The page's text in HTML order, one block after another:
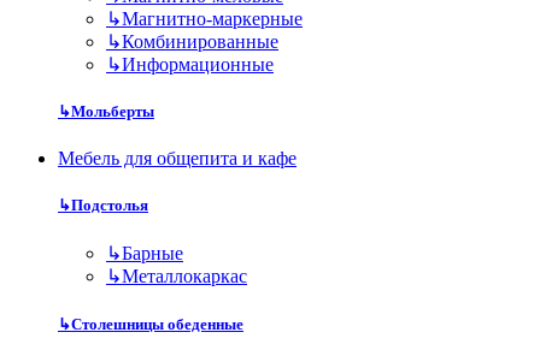
↳Магнитно-маркерные
↳Комбинированные
↳Информационные
↳Мольберты
Мебель для общепита и кафе
↳Подстолья
↳Барные
↳Металлокаркас
↳Столешницы обеденные